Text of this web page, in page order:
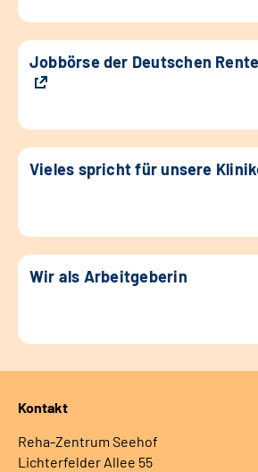
Jobbörse der Deutschen
Vieles spricht für unsere
Wir als Arbeitgeberin
Kontakt
Reha-Zentrum Seehof
Lichterfelder Allee 55